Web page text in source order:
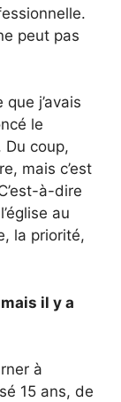
peut pas
j’avais
le
Du coup,
mais c’est
à-dire
au
la priorité,
il y a
à
15 ans, de